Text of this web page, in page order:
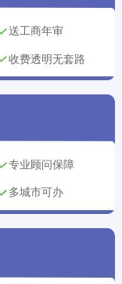
版权登记方案
代理记账方案
商标注册方案
版权登记方案
送工商年审
收费透明无套路
专业顾问保障
多城市可办